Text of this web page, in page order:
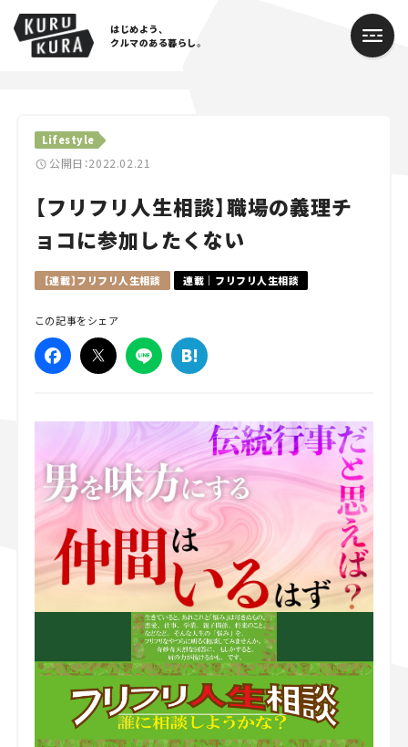
はじめよう、
クルマのある暮らし。
Lifestyle
公開日：2022.02.21
【フリフリ人生相談】職場の義理チ
ョコに参加したくない
【連載】フリフリ人生相談 連載｜フリフリ人生相談
この記事をシェア
Cars
Lifestyle
Traffic
Special
Series
Campaign
スズキ ジムニー｜Suzuki Jimny
スズキ｜Suzuki
マツダ｜Mazda
マツダ ロードスター｜Mazda Roadster